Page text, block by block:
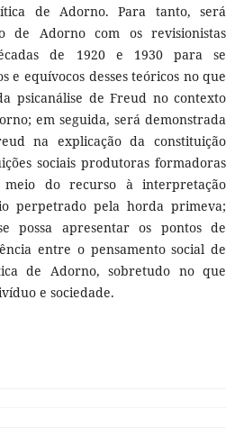
de Adorno. Para tanto, será
de Adorno com os revisionistas
de 1920 e 1930 para se
e equívocos desses teóricos no que
psicanálise de Freud no contexto
em seguida, será demonstrada
na explicação da constituição
sociais produtoras formadoras
do recurso à interpretação
perpetrado pela horda primeva;
possa apresentar os pontos de
entre o pensamento social de
de Adorno, sobretudo no que
e sociedade.